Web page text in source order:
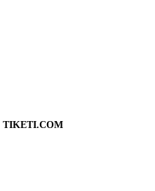
TIKETI.COM